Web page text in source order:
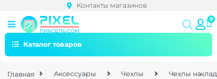
Контакты магазинов
Каталог товаров
Главная Аксессуары Чехлы Чехлы